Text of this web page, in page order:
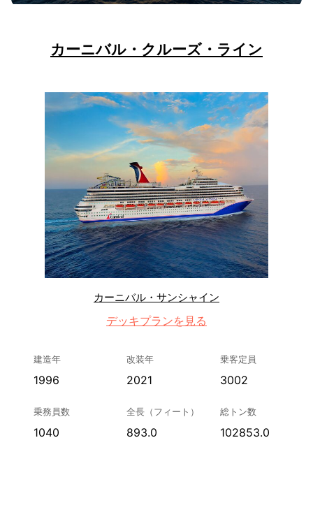
カーニバル・クルーズ・ライン
カーニバル・サンシャイン
デッキプランを見る
建造年
1996
改装年
2021
乗客定員
3002
乗務員数
1040
全長（フィート）
893.0
総トン数
102853.0